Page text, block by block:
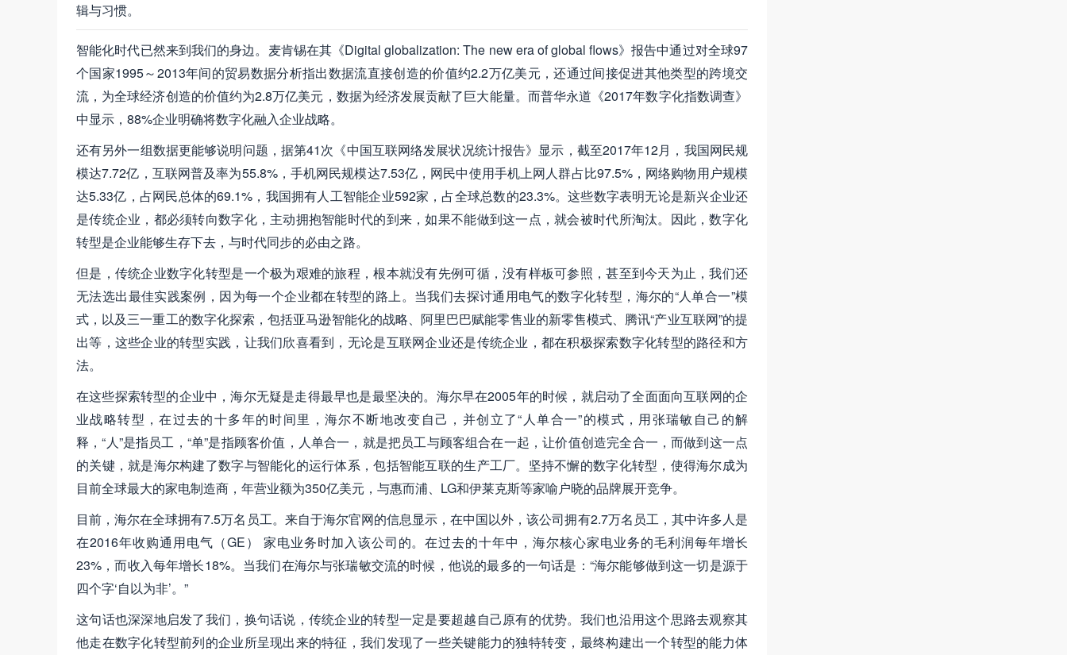
辑与习惯。
智能化时代已然来到我们的身边。麦肯锡在其《Digital globalization: The new era of global flows》报告中通过对全球97
个国家1995～2013年间的贸易数据分析指出数据流直接创造的价值约2.2万亿美元，还通过间接促进其他类型的跨境交
流，为全球经济创造的价值约为2.8万亿美元，数据为经济发展贡献了巨大能量。而普华永道《2017年数字化指数调查》
中显示，88%企业明确将数字化融入企业战略。
还有另外一组数据更能够说明问题，据第41次《中国互联网络发展状况统计报告》显示，截至2017年12月，我国网民规
模达7.72亿，互联网普及率为55.8%，手机网民规模达7.53亿，网民中使用手机上网人群占比97.5%，网络购物用户规模
达5.33亿，占网民总体的69.1%，我国拥有人工智能企业592家，占全球总数的23.3%。这些数字表明无论是新兴企业还
是传统企业，都必须转向数字化，主动拥抱智能时代的到来，如果不能做到这一点，就会被时代所淘汰。因此，数字化
转型是企业能够生存下去，与时代同步的必由之路。
但是，传统企业数字化转型是一个极为艰难的旅程，根本就没有先例可循，没有样板可参照，甚至到今天为止，我们还
无法选出最佳实践案例，因为每一个企业都在转型的路上。当我们去探讨通用电气的数字化转型，海尔的“人单合一”模
式，以及三一重工的数字化探索，包括亚马逊智能化的战略、阿里巴巴赋能零售业的新零售模式、腾讯“产业互联网”的提
出等，这些企业的转型实践，让我们欣喜看到，无论是互联网企业还是传统企业，都在积极探索数字化转型的路径和方
法。
在这些探索转型的企业中，海尔无疑是走得最早也是最坚决的。海尔早在2005年的时候，就启动了全面面向互联网的企
业战略转型，在过去的十多年的时间里，海尔不断地改变自己，并创立了“人单合一”的模式，用张瑞敏自己的解
释，“人”是指员工，“单”是指顾客价值，人单合一，就是把员工与顾客组合在一起，让价值创造完全合一，而做到这一点
的关键，就是海尔构建了数字与智能化的运行体系，包括智能互联的生产工厂。坚持不懈的数字化转型，使得海尔成为
目前全球最大的家电制造商，年营业额为350亿美元，与惠而浦、LG和伊莱克斯等家喻户晓的品牌展开竞争。
目前，海尔在全球拥有7.5万名员工。来自于海尔官网的信息显示，在中国以外，该公司拥有2.7万名员工，其中许多人是
在2016年收购通用电气（GE） 家电业务时加入该公司的。在过去的十年中，海尔核心家电业务的毛利润每年增长
23%，而收入每年增长18%。当我们在海尔与张瑞敏交流的时候，他说的最多的一句话是：“海尔能够做到这一切是源于
四个字‘自以为非’。”
这句话也深深地启发了我们，换句话说，传统企业的转型一定是要超越自己原有的优势。我们也沿用这个思路去观察其
他走在数字化转型前列的企业所呈现出来的特征，我们发现了一些关键能力的独特转变，最终构建出一个转型的能力体